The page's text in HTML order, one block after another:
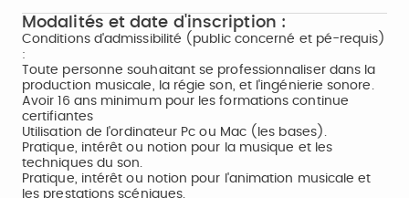
Modalités et date d'inscription :
Conditions d'admissibilité (public concerné et pé-requis)
:
Toute personne souhaitant se professionnaliser dans la
production musicale, la régie son, et l'ingénierie sonore.
Avoir 16 ans minimum pour les formations continue
certifiantes
Utilisation de l'ordinateur Pc ou Mac (les bases).
Pratique, intérêt ou notion pour la musique et les
techniques du son.
Pratique, intérêt ou notion pour l'animation musicale et
les prestations scéniques.